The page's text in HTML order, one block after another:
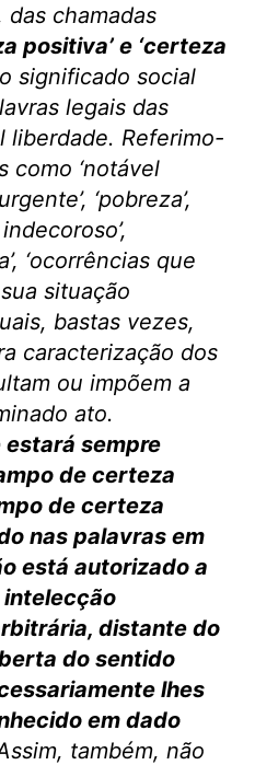
chamadas
positiva’ e ‘certeza
significado social
legais das
liberdade. Referimo-
como ‘notável
‘pobreza’,
‘ocorrências que
situação
bastas vezes,
caracterização dos
ou impõem a
ato.
estará sempre
de certeza
de certeza
nas palavras em
está autorizado a
intelecção
distante do
do sentido
lhes
em dado
também, não